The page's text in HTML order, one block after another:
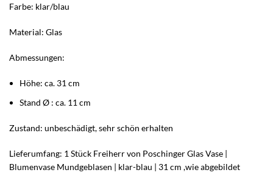
Farbe: klar/blau
Material: Glas
Abmessungen:
Höhe: ca. 31 cm
Stand Ø : ca. 11 cm
Zustand: unbeschädigt, sehr schön erhalten
Lieferumfang: 1 Stück Freiherr von Poschinger Glas Vase |
Blumenvase Mundgeblasen | klar-blau | 31 cm ,wie abgebildet